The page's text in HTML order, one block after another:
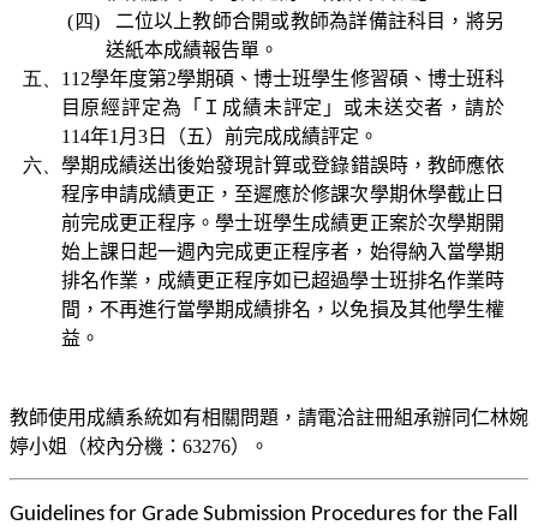
(四)
二位以上教師合開或教師為詳備註科目，將另
送紙本成績報告單。
五、 112學年度第2學期碩、博士班學生修習碩、博士班科
目原經評定為「Ｉ成績未評定」或未送交者，請於
114年1月 3日（五）前完成成績評定。
六、 學期成績送出後始發現計算或登錄錯誤時，教師應依
程序申請成績更正，至遲應於修課次學期休學截止日
前完成更正程序。學士班學生成績更正案於次學期開
始上課日起一週內完成更正程序者，始得納入當學期
排名作業，成績更正程序如已超過學士班排名作業時
間，不再進行當學期成績排名，以免損及其他學生權
益。
教師使用成績系統如有相關問題，請電洽註冊組承辦同仁林婉
婷小姐（校內分機： 63276）。
Guidelines for Grade Submission Procedures for the Fall